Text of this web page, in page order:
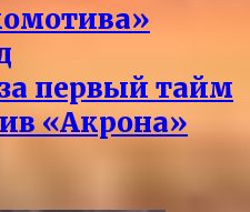
первый тайм
«Акрона»